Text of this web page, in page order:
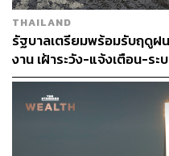
ธนกร
บรรณา
บรรณา
THAILAND
รัฐบาลเตรียมพร้อมรับฤดู
งาน เฝ้าระวัง-แจ้งเตือน-ร